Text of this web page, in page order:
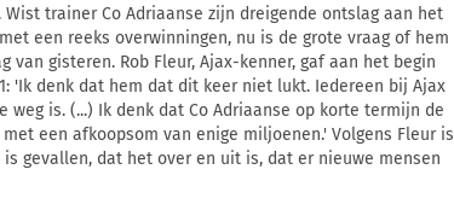
Wist trainer Co Adriaanse zijn dreigende ontslag aan het
een reeks overwinningen, nu is de grote vraag of hem
gisteren. Rob Fleur, Ajax-kenner, gaf aan het begin
'Ik denk dat hem dat dit keer niet lukt. Iedereen bij Ajax
is. (...) Ik denk dat Co Adriaanse op korte termijn de
een afkoopsom van enige miljoenen.' Volgens Fleur is
gevallen, dat het over en uit is, dat er nieuwe mensen